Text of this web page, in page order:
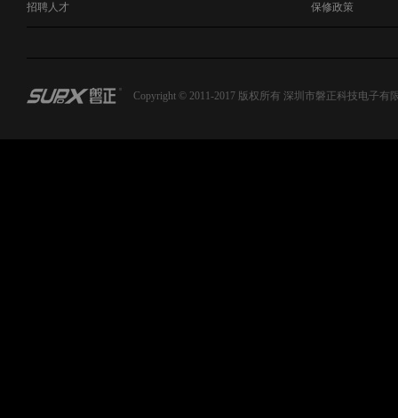
招聘人才
保修政策
Copyright © 2011-2017 版权所有 深圳市磐正科技电子有